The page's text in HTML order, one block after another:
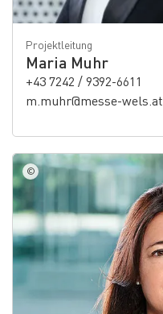
Projektleitung
Maria Muhr
+43 7242 / 9392-6611
m.muhr@messe-wels.at